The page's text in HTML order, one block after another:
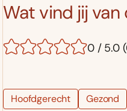
Wat vind jij
0 / 5.0
Hoofdgerecht Gezond